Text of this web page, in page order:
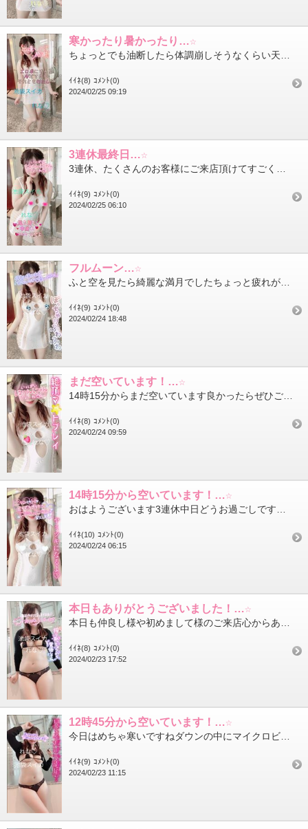
寒かったり暑かったり…☆
ｲｲﾈ(8) ｺﾒﾝﾄ(0)
2024/02/25 09:19
3連休最終日…☆
ｲｲﾈ(9) ｺﾒﾝﾄ(0)
2024/02/25 06:10
フルムーン…☆
ｲｲﾈ(9) ｺﾒﾝﾄ(0)
2024/02/24 18:48
まだ空いています！…☆
ｲｲﾈ(8) ｺﾒﾝﾄ(0)
2024/02/24 09:59
14時15分から空いています！…☆
ｲｲﾈ(10) ｺﾒﾝﾄ(0)
2024/02/24 06:15
本日もありがとうございました！…☆
ｲｲﾈ(8) ｺﾒﾝﾄ(0)
2024/02/23 17:52
12時45分から空いています！…☆
ｲｲﾈ(9) ｺﾒﾝﾄ(0)
2024/02/23 11:15